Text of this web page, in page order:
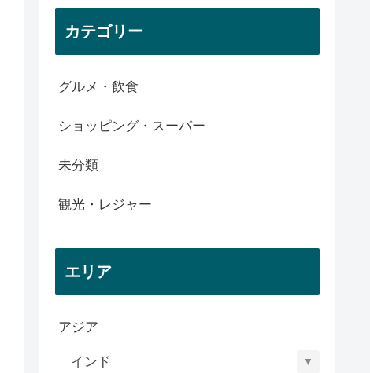
カテゴリー
グルメ・飲食
ショッピング・スーパー
未分類
観光・レジャー
エリア
アジア
インド ▼